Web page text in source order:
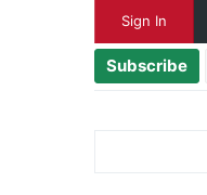
Sign In
Subscribe